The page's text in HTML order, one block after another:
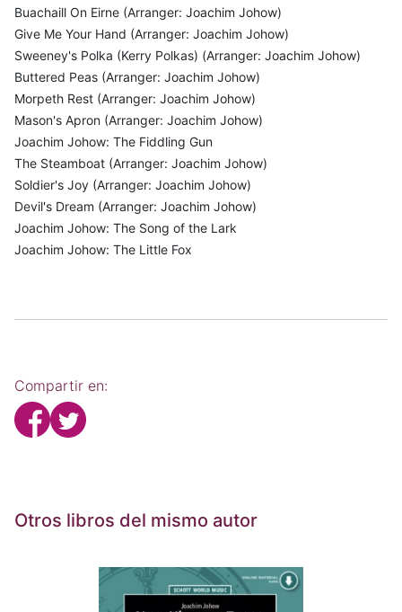
Buachaill On Eirne (Arranger: Joachim Johow)
Give Me Your Hand (Arranger: Joachim Johow)
Sweeney's Polka (Kerry Polkas) (Arranger: Joachim Johow)
Buttered Peas (Arranger: Joachim Johow)
Morpeth Rest (Arranger: Joachim Johow)
Mason's Apron (Arranger: Joachim Johow)
Joachim Johow: The Fiddling Gun
The Steamboat (Arranger: Joachim Johow)
Soldier's Joy (Arranger: Joachim Johow)
Devil's Dream (Arranger: Joachim Johow)
Joachim Johow: The Song of the Lark
Joachim Johow: The Little Fox
Compartir en:
Otros libros del mismo autor